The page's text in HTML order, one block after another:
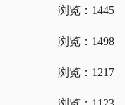
浏览：1445
浏览：1498
浏览：1217